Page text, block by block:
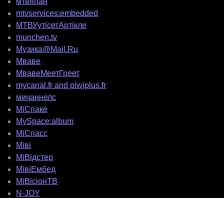
mtvservices:embedded
МТВУутісетАртікле
munchen.tv
Музика@Mail.Ru
Мваве
МвавеМеетГреет
mycanal.fr and piwiplus.fr
мичаннелс
МіСпаке
MySpace:album
МіСпасс
Міві
МіВідстер
МівіЕмбед
МіВісіонТВ
N-JOY